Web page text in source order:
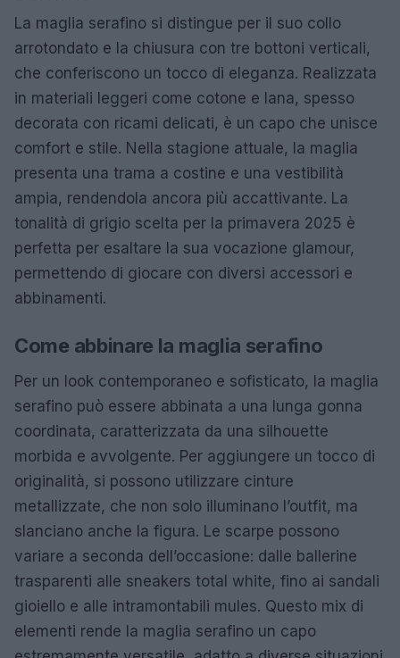
La maglia serafino si distingue per il suo collo
arrotondato e la chiusura con tre bottoni verticali,
che conferiscono un tocco di eleganza. Realizzata
in materiali leggeri come cotone e lana, spesso
decorata con ricami delicati, è un capo che unisce
comfort e stile. Nella stagione attuale, la maglia
presenta una trama a costine e una vestibilità
ampia, rendendola ancora più accattivante. La
tonalità di grigio scelta per la primavera 2025 è
perfetta per esaltare la sua vocazione glamour,
permettendo di giocare con diversi accessori e
abbinamenti.
Come abbinare la maglia serafino
Per un look contemporaneo e sofisticato, la maglia
serafino può essere abbinata a una lunga gonna
coordinata, caratterizzata da una silhouette
morbida e avvolgente. Per aggiungere un tocco di
originalità, si possono utilizzare cinture
metallizzate, che non solo illuminano l’outfit, ma
slanciano anche la figura. Le scarpe possono
variare a seconda dell’occasione: dalle ballerine
trasparenti alle sneakers total white, fino ai sandali
gioiello e alle intramontabili mules. Questo mix di
elementi rende la maglia serafino un capo